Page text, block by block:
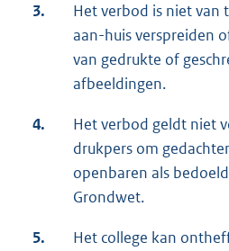
3.
Het verbod is niet van
aan-huis verspreiden
van gedrukte of
afbeeldingen.
4.
Het verbod geldt niet
drukpers om
openbaren als
Grondwet.
5.
Het college kan